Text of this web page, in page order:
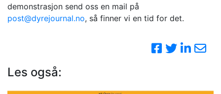
demonstrasjon send oss en mail på
post@dyrejournal.no, så finner vi en tid for det.
Les også: